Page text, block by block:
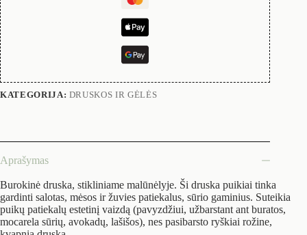
KATEGORIJA: DRUSKOS IR GĖLĖS
Aprašymas
Burokinė druska, stikliniame malūnėlyje. Ši druska puikiai tinka
gardinti salotas, mėsos ir žuvies patiekalus, sūrio gaminius. Suteikia
puikų patiekalų estetinį vaizdą (pavyzdžiui, užbarstant ant buratos,
mocarela sūrių, avokadų, lašišos), nes pasibarsto ryškiai rožine,